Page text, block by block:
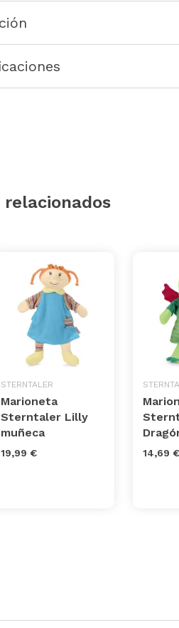
relacionados
STERNTALER
Marioneta
Sterntaler Lilly
muñeca
19,99 € 14,69 €